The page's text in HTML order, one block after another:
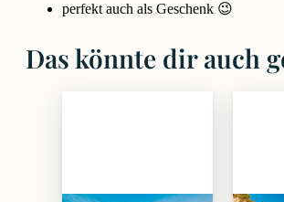
perfekt auch als Geschenk 😉
Das könnte dir auch